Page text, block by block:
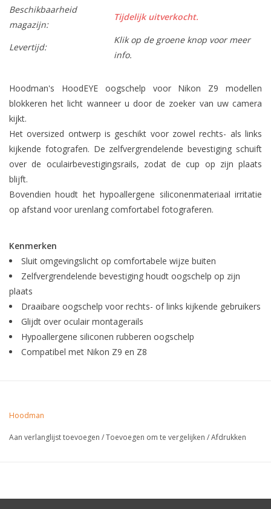
Beschikbaarheid
magazijn:
Tijdelijk uitverkocht.
Levertijd:
Klik op de groene knop voor meer
info.
Hoodman's HoodEYE oogschelp voor Nikon Z9 modellen
blokkeren het licht wanneer u door de zoeker van uw camera
kijkt.
Het oversized ontwerp is geschikt voor zowel rechts- als links
kijkende fotografen. De zelfvergrendelende bevestiging schuift
over de oculairbevestigingsrails, zodat de cup op zijn plaats
blijft.
Bovendien houdt het hypoallergene siliconenmateriaal irritatie
op afstand voor urenlang comfortabel fotograferen.
Kenmerken
Sluit omgevingslicht op comfortabele wijze buiten
Zelfvergrendelende bevestiging houdt oogschelp op zijn
plaats
Draaibare oogschelp voor rechts- of links kijkende gebruikers
Glijdt over oculair montagerails
Hypoallergene siliconen rubberen oogschelp
Compatibel met Nikon Z9 en Z8
Hoodman
Aan verlanglijst toevoegen /Toevoegen om te vergelijken /Afdrukken